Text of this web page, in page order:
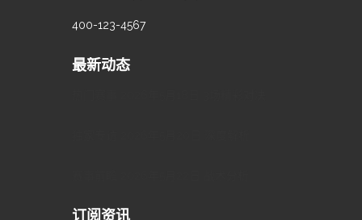
400-123-4567
最新动态
订阅资讯